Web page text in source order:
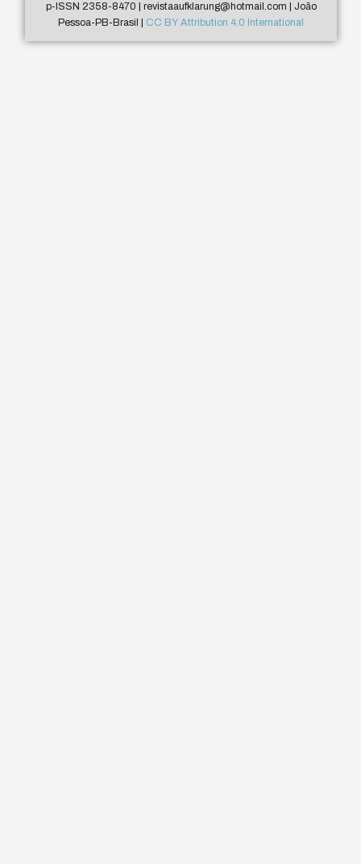
p-ISSN 2358-8470 | revistaaufklarung@hotmail.com | João
Pessoa-PB-Brasil | CC BY Attribution 4.0 International